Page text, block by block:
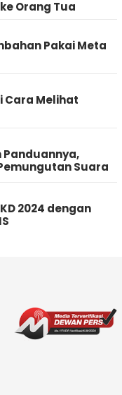
Orang Tua
Pakai Meta
Cara Melihat
Panduannya,
Suara
2024 dengan